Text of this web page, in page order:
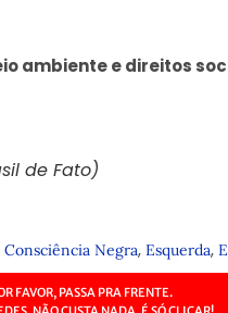
ambiente e direitos
de Fato)
Consciência Negra, Esquerda,
FAVOR, PASSA PRA FRENTE.